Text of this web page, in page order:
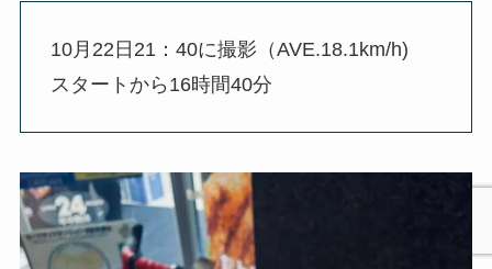
10月22日21：40に撮影（AVE.18.1km/h)
スタートから16時間40分